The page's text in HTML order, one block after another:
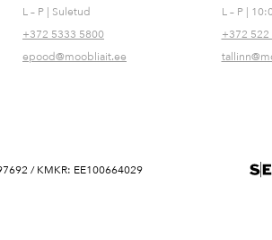
L – P | Suletud
+372 5333 5800
epood@moobliait.ee
L – P |
+372 522
/ KMKR: EE100664029